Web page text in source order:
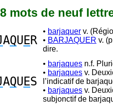
mots de neuf
AQUER
• barjaquer v.
• BARJAQUER v.
dire.
AQUES
• barjaques n.f.
• barjaques v.
l’indicatif de
• barjaques v.
subjonctif de